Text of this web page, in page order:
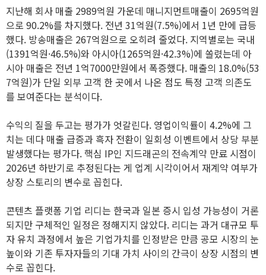
지난해 회사 매출 2989억원 가운데 매니지먼트매출이 2695억원
으로 90.2%를 차지했다. 전년 31억원(7.5%)에서 1년 만에 급등
했다. 방송매출은 267억원으로 오히려 줄었다. 지역별로는 국내
(1391억원·46.5%)와 아시아(1265억원·42.3%)에 쏠렸는데 아
시아 매출은 전년 1억7000만원에서 폭증했다. 매출의 18.0%(53
7억원)가 단일 외부 고객 한 곳에서 나온 점도 특정 고객 의존도
를 보여준다는 분석이다.
수익의 질을 두고는 평가가 엇갈린다. 영업이익률이 4.2%에 그
치는 데다 매출 급증과 흑자 전환이 일회성 이벤트에서 상당 부분
발생했다는 평가다. 핵심 IP인 지드래곤의 전속계약 만료 시점이
2026년 하반기로 추정된다는 게 업계 시각이어서 재계약 여부가
상장 스토리의 변수로 꼽힌다.
콘텐츠 플랫폼 기업 리디는 한국과 일본 증시 입성 가능성이 거론
되지만 구체적인 일정은 정해지지 않았다. 리디는 과거 대규모 투
자 유치 과정에서 높은 기업가치를 인정받은 만큼 공모 시장의 눈
높이와 기존 투자자들의 기대 가치 사이의 간극이 상장 시점의 변
수로 꼽힌다.